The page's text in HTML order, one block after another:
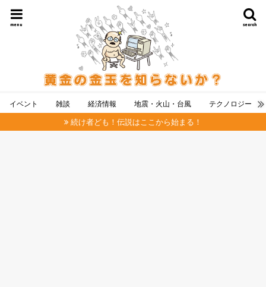
search
menu
イベント 雑談 経済情報 地震・火山・台風 テクノロジー
続け者ども！伝説はここから始まる！